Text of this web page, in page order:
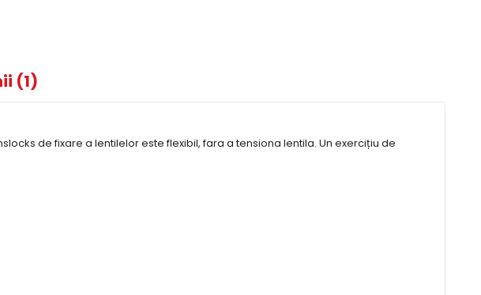
(1)
de fixare a lentilelor este flexibil, fara a tensiona lentila. Un exercițiu de